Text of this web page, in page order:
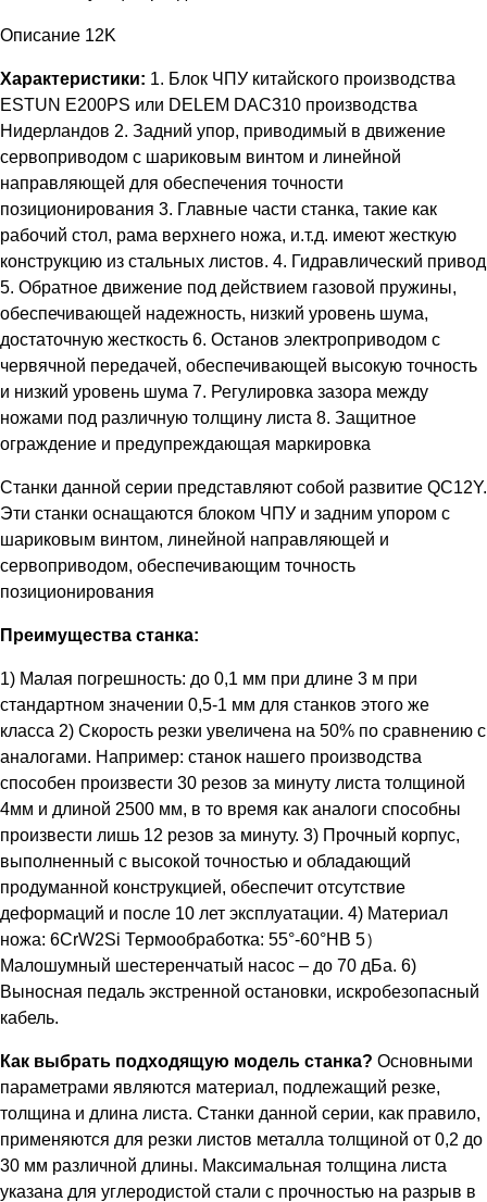
Описание 12K
Характеристики: 1. Блок ЧПУ китайского производства
ESTUN E200PS или DELEM DAC310 производства
Нидерландов 2. Задний упор, приводимый в движение
сервоприводом с шариковым винтом и линейной
направляющей для обеспечения точности
позиционирования 3. Главные части станка, такие как
рабочий стол, рама верхнего ножа, и.т.д. имеют жесткую
конструкцию из стальных листов. 4. Гидравлический привод
5. Обратное движение под действием газовой пружины,
обеспечивающей надежность, низкий уровень шума,
достаточную жесткость 6. Останов электроприводом с
червячной передачей, обеспечивающей высокую точность
и низкий уровень шума 7. Регулировка зазора между
ножами под различную толщину листа 8. Защитное
ограждение и предупреждающая маркировка
Станки данной серии представляют собой развитие QC12Y.
Эти станки оснащаются блоком ЧПУ и задним упором с
шариковым винтом, линейной направляющей и
сервоприводом, обеспечивающим точность
позиционирования
Преимущества станка:
1) Малая погрешность: до 0,1 мм при длине 3 м при
стандартном значении 0,5-1 мм для станков этого же
класса 2) Скорость резки увеличена на 50% по сравнению с
аналогами. Например: станок нашего производства
способен произвести 30 резов за минуту листа толщиной
4мм и длиной 2500 мм, в то время как аналоги способны
произвести лишь 12 резов за минуту. 3) Прочный корпус,
выполненный с высокой точностью и обладающий
продуманной конструкцией, обеспечит отсутствие
деформаций и после 10 лет эксплуатации. 4) Материал
ножа: 6CrW2Si Термообработка: 55°-60°HB 5）
Малошумный шестеренчатый насос – до 70 дБа. 6)
Выносная педаль экстренной остановки, искробезопасный
кабель.
Как выбрать подходящую модель станка? Основными
параметрами являются материал, подлежащий резке,
толщина и длина листа. Станки данной серии, как правило,
применяются для резки листов металла толщиной от 0,2 до
30 мм различной длины. Максимальная толщина листа
указана для углеродистой стали с прочностью на разрыв в